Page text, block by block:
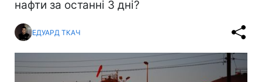
нафти за останні 3 дні?
ЕДУАРД ТКАЧ